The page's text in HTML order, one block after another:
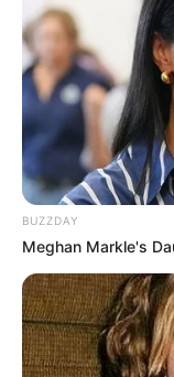
BUZZDAY
Meghan Markle's